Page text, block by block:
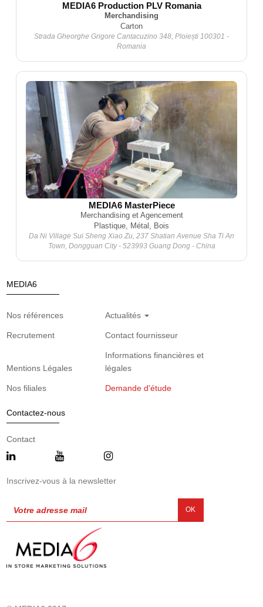
MEDIA6 Production PLV Romania
Merchandising
Carton
Strada Gheorghe Grigore Cantacuzino 348, Ploiești 100301 -
Romania
MEDIA6 MasterPiece
Merchandising et Agencement
Plastique, Métal, Bois
Da Ni Village Sui Sheng Xiao Zu, 237 Shatian Avenue Sha Ti An
Town, Dongguan City - 523993 Guang Dong - China
MEDIA6
Nos références Actualités
Recrutement Contact fournisseur
Mentions Légales
Informations financières et
légales
Nos filiales Demande d'étude
Contactez-nous
Contact
Inscrivez-vous à la newsletter
OK